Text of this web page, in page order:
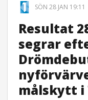
SÖN 28 JAN 19:11
Resultat
segrar
målskytt i